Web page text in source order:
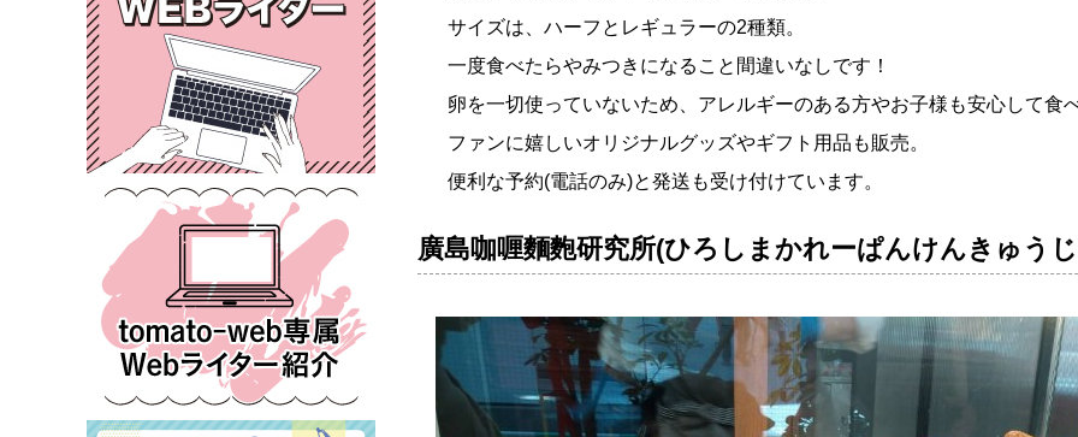
サイズは、ハーフとレギュラーの2種類。
一度食べたらやみつきになること間違いなしです！
卵を一切使っていないため、アレルギーのある方やお子様も安心して食
ファンに嬉しいオリジナルグッズやギフト用品も販売。
便利な予約(電話のみ)と発送も受け付けています。
廣島咖喱麵麭研究所(ひろしまかれーぱんけんきゅう